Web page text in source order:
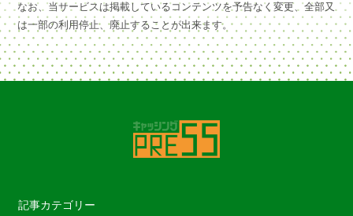
なお、当サービスは掲載しているコンテンツを予告なく変更、全部又
は一部の利用停止、廃止することが出来ます。
記事カテゴリー